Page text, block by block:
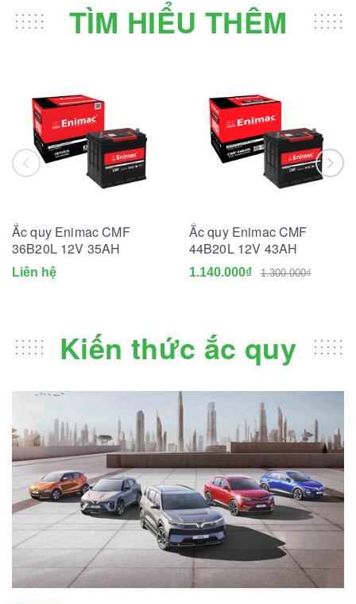
TÌM HIỂU THÊM
Ắc quy Enimac CMF
36B20L 12V 35AH
Liên hệ
Ắc quy Enimac CMF
44B20L 12V 43AH
1.140.000₫ 1.300.000₫
Kiến thức ắc quy